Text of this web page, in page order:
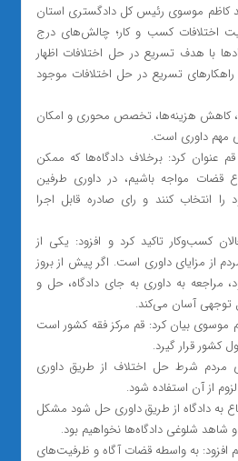
کاظم موسوی رئیس کل دادگستری استان
اختلافات کسب و کار؛ چالش‌های درج
با هدف تسریع در حل اختلافات اظهار
تسریع در حل اختلافات موجود
کاهش هزینه‌ها، تخصص محوری و امکان
مهم داوری است.
عنوان کرد: برخلاف دادگاه‌ها که ممکن
قضات مواجه باشیم، در داوری طرفین
انتخاب کنند و رای صادره قابل اجرا
کسب‌وکار تاکید کرد و افزود: یکی از
از مزایای داوری است. اگر پیش از بروز
مراجعه به داوری به جای دادگاه، حل و
توجهی آسان می‌کند.
موسوی بیان کرد: قم مرکز فقه کشور است
کشور قرار گیرد.
مردم شرط حل اختلاف از طریق داوری
از آن استفاده شود.
به دادگاه از طریق داوری حل شود مشکل
شاهد شلوغی دادگاه‌ها نخواهیم بود.
به واسطه قضات آگاه و ظرفیت‌های